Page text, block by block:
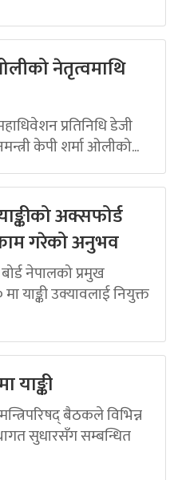
नेतृत्वमाथि
प्रतिनिधि डेजी
केपी शर्मा ओलीको...
अक्सफोर्ड
गरेको अनुभव
नेपालको प्रमुख
याङ्की उक्यावलाई नियुक्त
याङ्की
बैठकले विभिन्न
सुधारसँग सम्बन्धित